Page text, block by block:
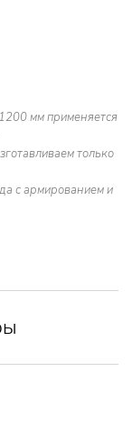
мм применяется
только
с армированием и